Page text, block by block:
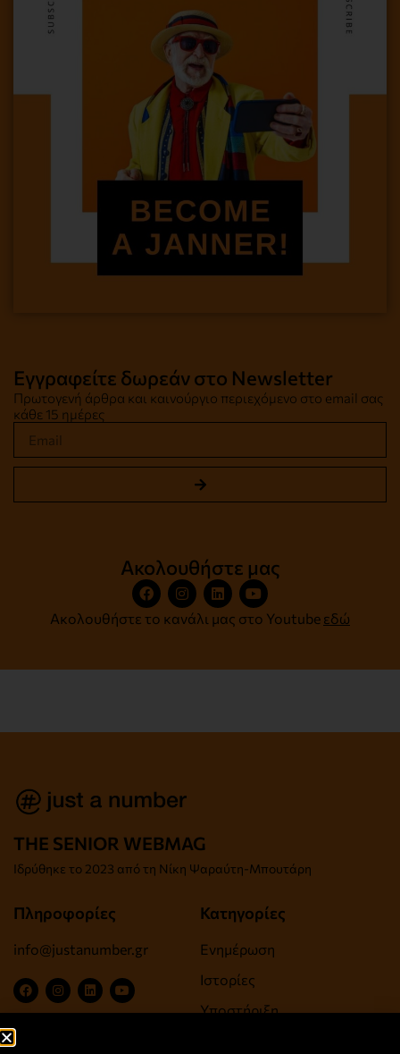
Εγγραφείτε δωρεάν στο Newsletter
Πρωτογενή άρθρα και καινούργιο περιεχόμενο στο email σας
κάθε 15 ημέρες
Ακολουθήστε μας
Ακολουθήστε το κανάλι μας στο Youtube εδώ
THE SENIOR WEBMAG
Iδρύθηκε το 2023 από τη Νίκη Ψαραύτη-Μπουτάρη
Πληροφορίες
info@justanumber.gr
Κατηγορίες
Ενημέρωση
Ιστορίες
Υποστήριξη